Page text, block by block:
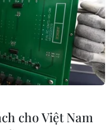
cho Việt Nam